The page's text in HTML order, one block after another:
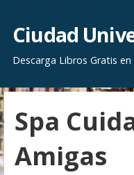
r
a
l
c
o
Ciudad
Descarga Libros Gratis en
Spa
Amigas